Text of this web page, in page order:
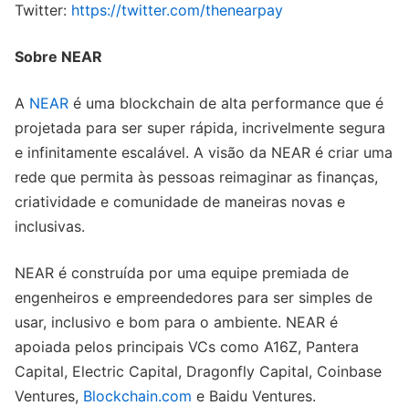
Twitter: https://twitter.com/thenearpay
Sobre NEAR
A NEAR é uma blockchain de alta performance que é
projetada para ser super rápida, incrivelmente segura
e infinitamente escalável. A visão da NEAR é criar uma
rede que permita às pessoas reimaginar as finanças,
criatividade e comunidade de maneiras novas e
inclusivas.
NEAR é construída por uma equipe premiada de
engenheiros e empreendedores para ser simples de
usar, inclusivo e bom para o ambiente. NEAR é
apoiada pelos principais VCs como A16Z, Pantera
Capital, Electric Capital, Dragonfly Capital, Coinbase
Ventures, Blockchain.com e Baidu Ventures.